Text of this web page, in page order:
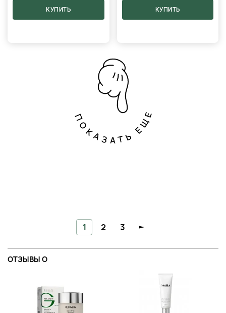
КУПИТЬ КУПИТЬ
ПОКАЗАТЬ ЕЩЕ
1 2 3
ОТЗЫВЫ O